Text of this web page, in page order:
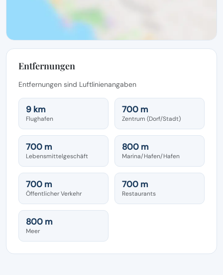
Entfernungen
Entfernungen sind Luftlinienangaben
9 km
Flughafen
700 m
Zentrum (Dorf/Stadt)
700 m
Lebensmittelgeschäft
800 m
Marina/Hafen/Hafen
700 m
Öffentlicher Verkehr
700 m
Restaurants
800 m
Meer